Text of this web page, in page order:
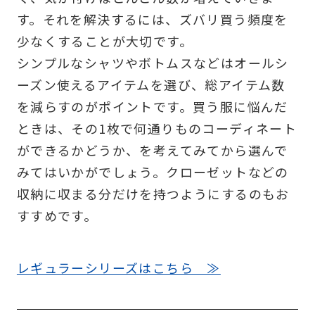
す。それを解決するには、ズバリ買う頻度を
少なくすることが大切です。
シンプルなシャツやボトムスなどはオールシ
ーズン使えるアイテムを選び、総アイテム数
を減らすのがポイントです。買う服に悩んだ
ときは、その1枚で何通りものコーディネート
ができるかどうか、を考えてみてから選んで
みてはいかがでしょう。クローゼットなどの
収納に収まる分だけを持つようにするのもお
すすめです。
レギュラーシリーズはこちら ≫